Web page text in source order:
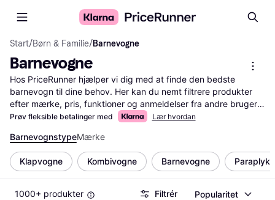
Start/Børn & Familie/Barnevogne
Barnevogne
Hos PriceRunner hjælper vi dig med at finde den bedste
barnevogn til dine behov. Her kan du nemt filtrere produkter
efter mærke, pris, funktioner og anmeldelser fra andre brugere.
Det gør det nemt for dig at sammenligne forskellige modeller
er det enkelt at vælge den rigtige barnevogn til din familie.
Uanset om du søger en barnevogn, klapvogn eller en rejsevogn
til ferien, så finder du det her. Mere om barnevogne »
Prøv fleksible betalinger med Lær hvordan
BarnevognstypeMærke
Klapvogne Kombivogne Barnevogne
1000+ produkter Filtrér Popularitet